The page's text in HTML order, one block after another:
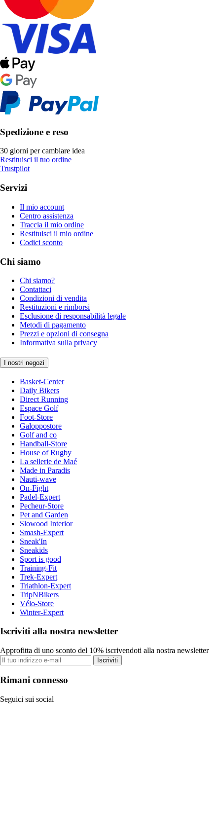
Spedizione e reso
30 giorni per cambiare idea
Restituisci il tuo ordine
Trustpilot
Servizi
Il mio account
Centro assistenza
Traccia il mio ordine
Restituisci il mio ordine
Codici sconto
Chi siamo
Chi siamo?
Contattaci
Condizioni di vendita
Restituzioni e rimborsi
Esclusione di responsabilità legale
Metodi di pagamento
Prezzi e opzioni di consegna
Informativa sulla privacy
I nostri negozi
Basket-Center
Daily Bikers
Direct Running
Espace Golf
Foot-Store
Galoppostore
Golf and co
Handball-Store
House of Rugby
La sellerie de Maé
Made in Paradis
Nauti-wave
On-Fight
Padel-Expert
Pecheur-Store
Pet and Garden
Slowood Interior
Smash-Expert
Sneak'In
Sneakids
Sport is good
Training-Fit
Trek-Expert
Triathlon-Expert
TripNBikers
Vélo-Store
Winter-Expert
Iscriviti alla nostra newsletter
Approfitta di uno sconto del 10% iscrivendoti alla nostra newsletter
Iscriviti
Rimani connesso
Seguici sui social